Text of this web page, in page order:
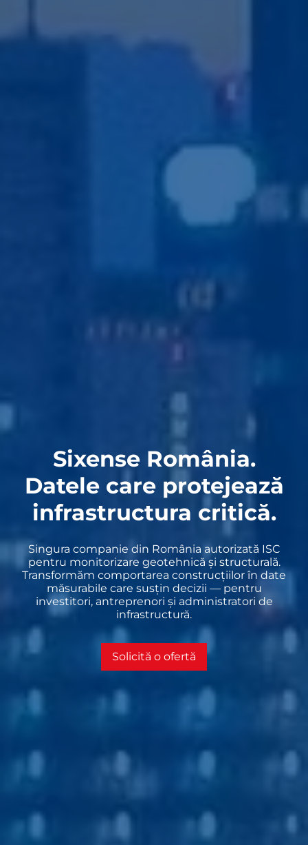
Sixense România.
Datele care protejează
infrastructura critică.
Singura companie din România autorizată ISC
pentru monitorizare geotehnică și structurală.
Transformăm comportarea construcțiilor în date
măsurabile care susțin decizii — pentru
investitori, antreprenori și administratori de
infrastructură.
Solicită o ofertă